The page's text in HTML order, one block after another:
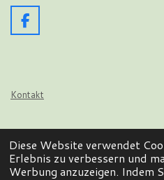
Diese Website verwendet
Erlebnis zu verbessern und
Werbung anzuzeigen. Indem
t
a
g
F
a
o
Kontakt
© 2024 - 2026 Wir flattern auf
Mit Unterstützung vonWebador